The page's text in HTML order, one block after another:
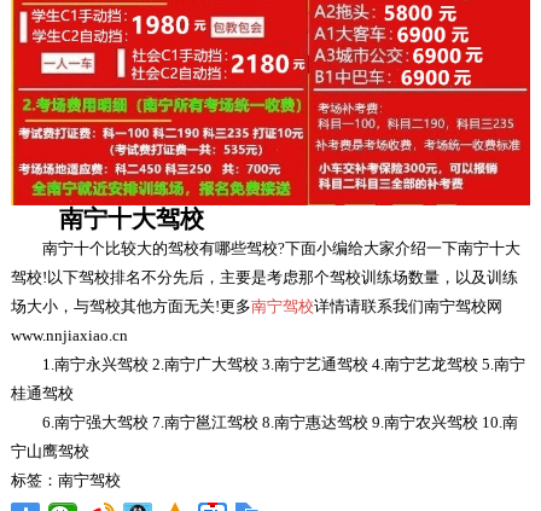
南宁十大驾校
南宁十个比较大的驾校有哪些驾校?下面小编给大家介绍一下南宁十大
驾校!以下驾校排名不分先后，主要是考虑那个驾校训练场数量，以及训练
场大小，与驾校其他方面无关!更多南宁驾校详情请联系我们南宁驾校网
www.nnjiaxiao.cn
1.南宁永兴驾校 2.南宁广大驾校 3.南宁艺通驾校 4.南宁艺龙驾校 5.南宁
桂通驾校
6.南宁强大驾校 7.南宁邕江驾校 8.南宁惠达驾校 9.南宁农兴驾校 10.南
宁山鹰驾校
标签：南宁驾校